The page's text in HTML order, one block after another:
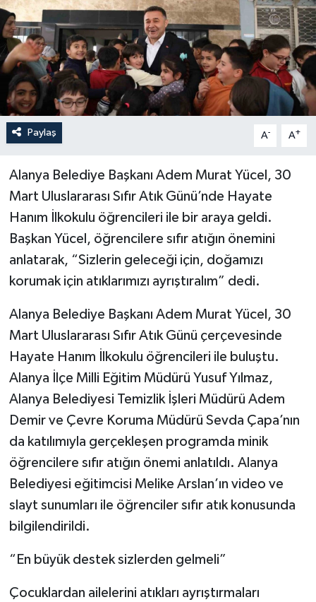
Paylaş A- A+
Alanya Belediye Başkanı Adem Murat Yücel, 30
Mart Uluslararası Sıfır Atık Günü’nde Hayate
Hanım İlkokulu öğrencileri ile bir araya geldi.
Başkan Yücel, öğrencilere sıfır atığın önemini
anlatarak, “Sizlerin geleceği için, doğamızı
korumak için atıklarımızı ayrıştıralım” dedi.
Alanya Belediye Başkanı Adem Murat Yücel, 30
Mart Uluslararası Sıfır Atık Günü çerçevesinde
Hayate Hanım İlkokulu öğrencileri ile buluştu.
Alanya İlçe Milli Eğitim Müdürü Yusuf Yılmaz,
Alanya Belediyesi Temizlik İşleri Müdürü Adem
Demir ve Çevre Koruma Müdürü Sevda Çapa’nın
da katılımıyla gerçekleşen programda minik
öğrencilere sıfır atığın önemi anlatıldı. Alanya
Belediyesi eğitimcisi Melike Arslan’ın video ve
slayt sunumları ile öğrenciler sıfır atık konusunda
bilgilendirildi.
“En büyük destek sizlerden gelmeli”
Çocuklardan ailelerini atıkları ayrıştırmaları